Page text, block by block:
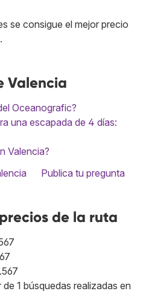
se consigue el mejor precio
Valencia
Oceanografic?
una escapada de 4 días:
Valencia?
Publica tu pregunta
de la ruta
1 búsquedas realizadas en